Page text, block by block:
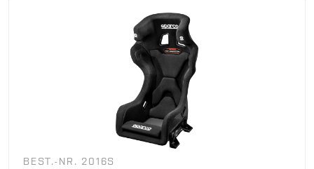
BEST.-NR. 2016S